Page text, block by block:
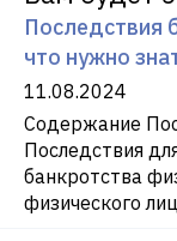
Последствия
что нужно
11.08.2024
Содержание
Последствия
банкротства
физического